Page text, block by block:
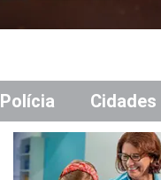
Polícia Cidades